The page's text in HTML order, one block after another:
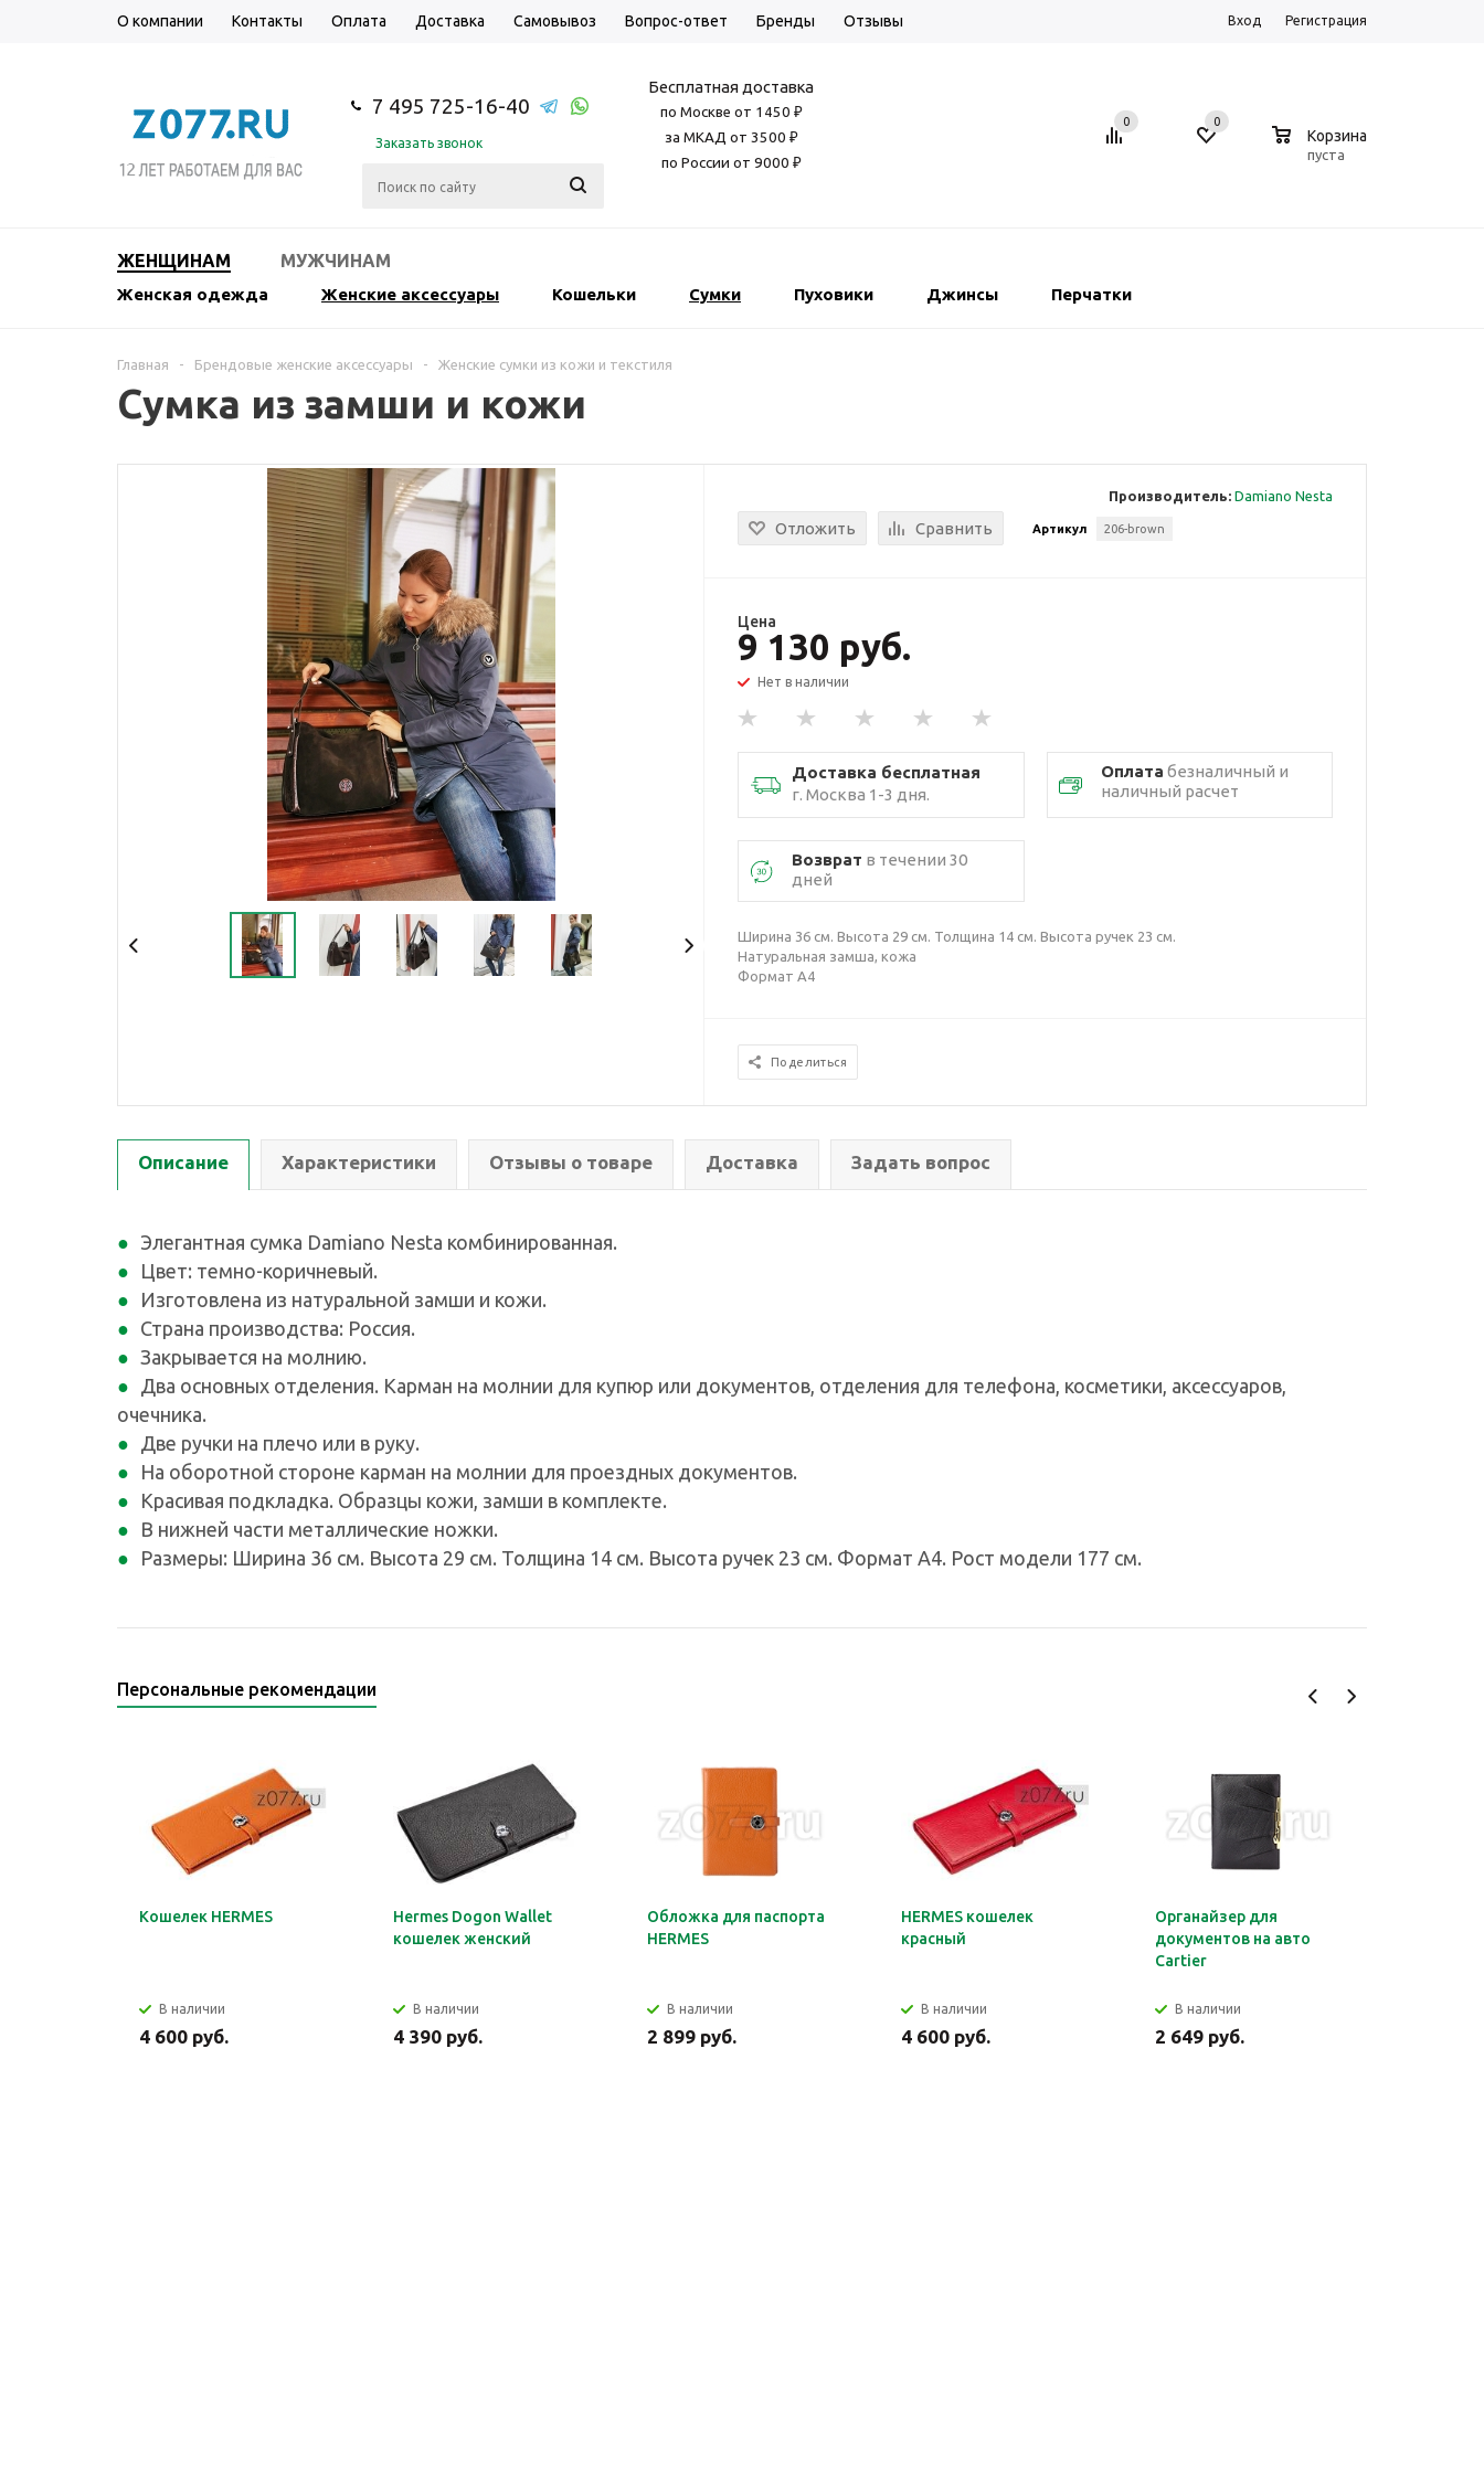
О компании Контакты Оплата Доставка Самовывоз Вопрос-ответ Бренды Отзывы Вход Регистрация
7 495 725-16-40
Заказать звонок
Бесплатная доставка
по Москве от 1450 ₽
за МКАД от 3500 ₽
по России от 9000 ₽
0 0
Корзина
пуста
ЖЕНЩИНАМ МУЖЧИНАМ
Женская одежда Женские аксессуары Кошельки Сумки Пуховики Джинсы Перчатки
Главная - Брендовые женские аксессуары - Женские сумки из кожи и текстиля
Сумка из замши и кожи
Производитель: Damiano Nesta
Отложить Сравнить Артикул 206-brown
Цена
9 130 руб.
Нет в наличии
Доставка бесплатная
г. Москва 1-3 дня.
Оплата безналичный и
наличный расчет
Возврат в течении 30
дней
Ширина 36 см. Высота 29 см. Толщина 14 см. Высота ручек 23 см.
Натуральная замша, кожа
Формат А4
Поделиться
Описание Характеристики Отзывы о товаре Доставка Задать вопрос
Элегантная сумка Damiano Nesta комбинированная.
Цвет: темно-коричневый.
Изготовлена из натуральной замши и кожи.
Страна производства: Россия.
Закрывается на молнию.
Два основных отделения. Карман на молнии для купюр или документов, отделения для телефона, косметики, аксессуаров,
очечника.
Две ручки на плечо или в руку.
На оборотной стороне карман на молнии для проездных документов.
Красивая подкладка. Образцы кожи, замши в комплекте.
В нижней части металлические ножки.
Размеры: Ширина 36 см. Высота 29 см. Толщина 14 см. Высота ручек 23 см. Формат А4. Рост модели 177 см.
Персональные рекомендации
Кошелек HERMES
В наличии
4 600 руб.
Hermes Dogon Wallet
кошелек женский
В наличии
4 390 руб.
Обложка для паспорта
HERMES
В наличии
2 899 руб.
HERMES кошелек
красный
В наличии
4 600 руб.
Органайзер для
документов на авто
Cartier
В наличии
2 649 руб.